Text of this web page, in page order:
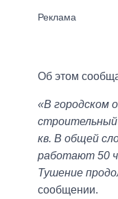
Об этом
«В городском
кв. В общей
работают 50
Тушение
сообщении.